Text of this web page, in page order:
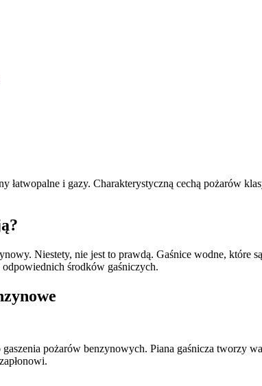
łatwopalne i gazy. Charakterystyczną cechą pożarów
Niestety, nie jest to prawdą. Gaśnice wodne, które
środków gaśniczych.
pożarów benzynowych. Piana gaśnicza tworzy